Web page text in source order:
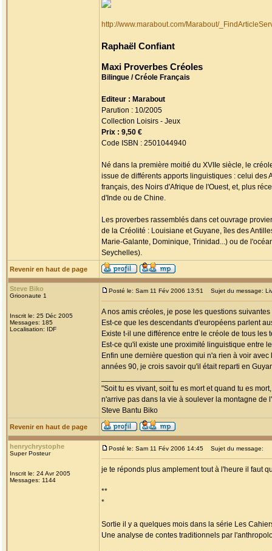
http://www.marabout.com/Marabout/
Raphaël Confiant
Maxi Proverbes Créoles
Bilingue / Créole Français
Editeur : Marabout
Parution : 10/2005
Collection Loisirs - Jeux
Prix : 9,50 €
Code ISBN : 2501044940
Né dans la première moitié du XVIIe siècle, le
issue de différents apports linguistiques : celui des
français, des Noirs d'Afrique de l'Ouest, et, plus
d'Inde ou de Chine.
Les proverbes rassemblés dans cet ouvrage
de la Créolité : Louisiane et Guyane, îles des
Marie-Galante, Dominique, Trinidad...) ou de
Seychelles).
Revenir en haut de page
Steve Biko
Grioonaute 1
Inscrit le: 25 Déc 2005
Messages: 185
Localisation: IDF
Posté le: Sam 11 Fév 2006 13:51 Sujet du message:
A nos amis créoles, je pose les questions suivantes
Est-ce que les descendants d'européens parlent
Existe t-il une différence entre le créole de tous les
Est-ce qu'il existe une proximité linguistique entre
Enfin une dernière question qui n'a rien à voir
années 90, je crois savoir qu'il était reparti en
"Soit tu es vivant, soit tu es mort et quand tu es
n'arrive pas dans la vie à soulever la montagne de
Steve Bantu Biko
Revenir en haut de page
henrychrystophe
Super Posteur
Inscrit le: 24 Avr 2005
Messages: 1144
Posté le: Sam 11 Fév 2006 14:45 Sujet du message:
je te réponds plus amplement tout à l'heure il faut
**
*
Sortie il y a quelques mois dans la série Les
Une analyse de contes traditionnels par